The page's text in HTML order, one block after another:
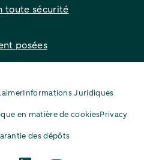
toute sécurité
posées
Informations Juridiques
en matière de cookiesPrivacy
des dépôts